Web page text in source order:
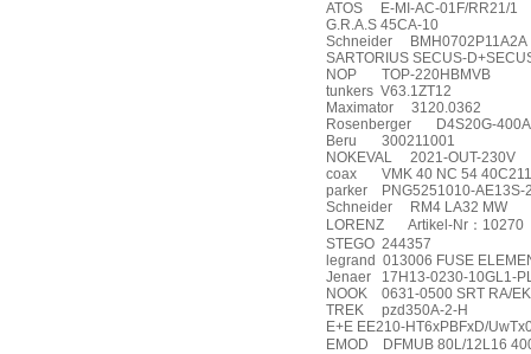
ATOS
E-MI-AC-01F/RR21/1
G.R.A.S 45CA-10
Schneider
BMH0702P11A2A
SARTORIUS SECUS-
NOP
TOP-220HBMVB
tunkers V63.1ZT12
Maximator
3120.0362
Rosenberger
D4S20G-
Beru
300211001
NOKEVAL
2021-OUT-230V
coax
VMK 40 NC 54
parker
PNG5251010-AE13S-
Schneider
RM4 LA32 MW
LORENZ
Artikel-Nr ： 10270
STEGO 244357
legrand 013006 FUSE
Jenaer
17H13-0230-10GL1-
NOOK
0631-0500 SRT RA/
TREK
pzd350A-2-H
E+E EE210-HT6xPBFxD/
EMOD
DFMUB 80L/12L16